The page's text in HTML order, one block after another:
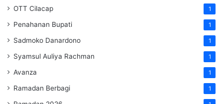
OTT Cilacap 1
Penahanan Bupati 1
Sadmoko Danardono 1
Syamsul Auliya Rachman 1
Avanza 1
Ramadan Berbagi 1